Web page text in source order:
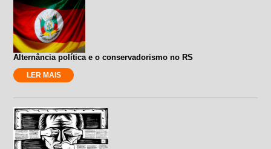
Alternância política e o conservadorismo no RS
LER MAIS